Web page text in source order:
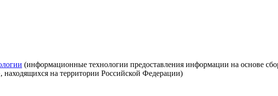
(информационные технологии предоставления информации на основе
находящихся на территории Российской Федерации)